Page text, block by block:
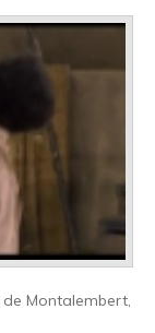
de Montalembert,